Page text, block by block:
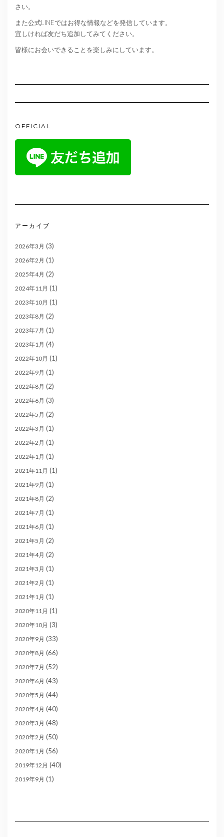
さい。
また公式LINEではお得な情報などを発信しています。
宜しければ友だち追加してみてください。
皆様にお会いできることを楽しみにしています。
OFFICIAL
アーカイブ
2026年3月 (3)
2026年2月 (1)
2025年4月 (2)
2024年11月 (1)
2023年10月 (1)
2023年8月 (2)
2023年7月 (1)
2023年1月 (4)
2022年10月 (1)
2022年9月 (1)
2022年8月 (2)
2022年6月 (3)
2022年5月 (2)
2022年3月 (1)
2022年2月 (1)
2022年1月 (1)
2021年11月 (1)
2021年9月 (1)
2021年8月 (2)
2021年7月 (1)
2021年6月 (1)
2021年5月 (2)
2021年4月 (2)
2021年3月 (1)
2021年2月 (1)
2021年1月 (1)
2020年11月 (1)
2020年10月 (3)
2020年9月 (33)
2020年8月 (66)
2020年7月 (52)
2020年6月 (43)
2020年5月 (44)
2020年4月 (40)
2020年3月 (48)
2020年2月 (50)
2020年1月 (56)
2019年12月 (40)
2019年9月 (1)